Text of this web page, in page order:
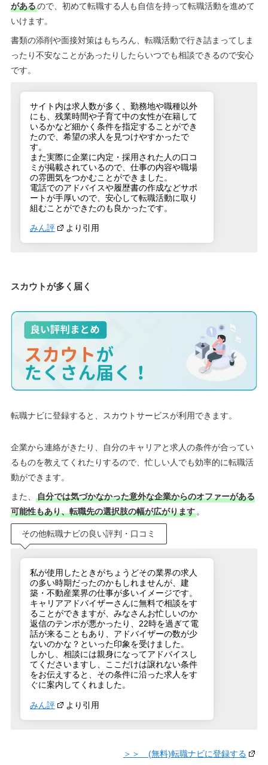
があるので、初めて転職する人も自信を持って転職活動を進めて
いけます。
書類の添削や面接対策はもちろん、転職活動で行き詰まってしま
ったり不安なことがあったりしたらいつでも相談できるので安心
です。
サイト内は求人数が多く、勤務地や職種以外
にも、残業時間や子育て中の女性が在籍して
いるかなど細かく条件を指定することができ
たので、希望の求人を見つけやすかったで
す。
また実際に企業に内定・採用された人の口コ
ミが掲載されているので、仕事の内容や職場
の雰囲気をつかむことができました。
電話でのアドバイスや履歴書の作成などサポ
ートが手厚いので、安心して転職活動に取り
組むことができたのも良かったです。
みん評 より引用
スカウトが多く届く
転職ナビに登録すると、スカウトサービスが利用できます。
企業から連絡がきたり、自分のキャリアと求人の条件が合ってい
るものを教えてくれたりするので、忙しい人でも効率的に転職活
動ができます。
また、
自分では気づかなかった意外な企業からのオファーがある
可能性もあり、転職先の選択肢の幅が広がります。
その他転職ナビの良い評判・口コミ
私が使用したときがちょうどその業界の求人
の多い時期だったのかもしれませんが、建
築・不動産業界の仕事が多いイメージです。
キャリアアドバイザーさんに無料で相談をす
ることができますが、みなさんお忙しいのか
返信のテンポが悪かったり、22時を過ぎて電
話が来ることもあり、アドバイザーの数が少
ないのかな？といった印象を受けました。
しかし、相談には親身になってアドバイスし
てくださいますし、ここだけは譲れない条件
をお伝えすると、その条件に沿った求人をす
ぐに案内してくれました。
みん評 より引用
＞＞ (無料)転職ナビに登録する